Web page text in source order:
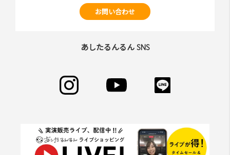
お問い合わせ
あしたるんるん SNS